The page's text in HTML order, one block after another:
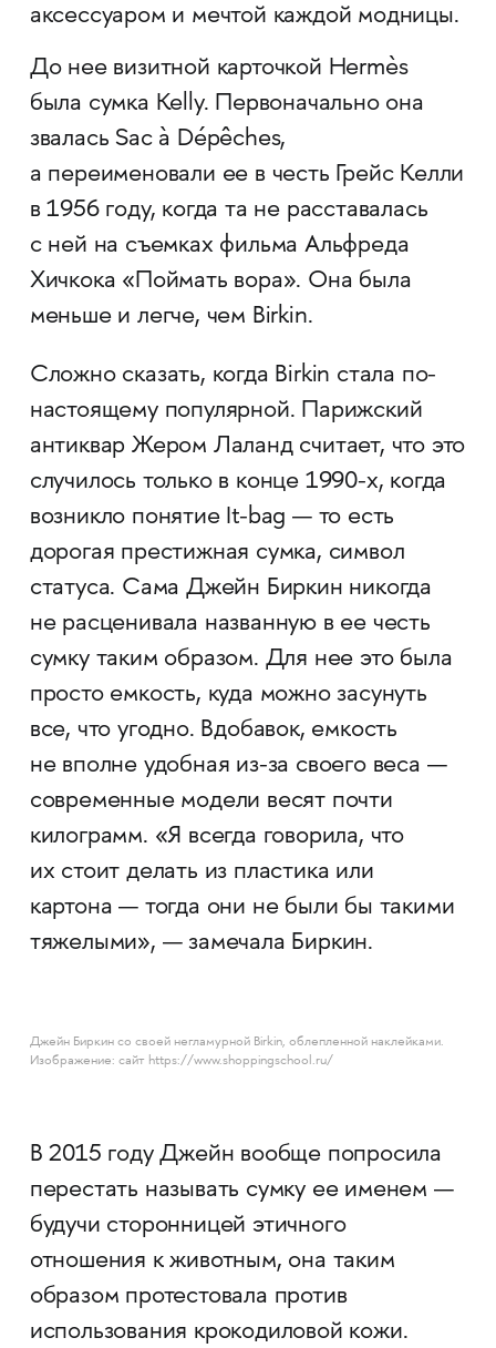
аксессуаром и мечтой каждой модницы.
До нее визитной карточкой Hermès
была сумка Kelly. Первоначально она
звалась Sac à Dépêches,
а переименовали ее в честь Грейс Келли
в 1956 году, когда та не расставалась
с ней на съемках фильма Альфреда
Хичкока «Поймать вора». Она была
меньше и легче, чем Birkin.
Сложно сказать, когда Birkin стала по-
настоящему популярной. Парижский
антиквар Жером Лаланд считает, что это
случилось только в конце 1990-х, когда
возникло понятие It-bag — то есть
дорогая престижная сумка, символ
статуса. Cама Джейн Биркин никогда
не расценивала названную в ее честь
сумку таким образом. Для нее это была
просто емкость, куда можно засунуть
все, что угодно. Вдобавок, емкость
не вполне удобная из-за своего веса —
современные модели весят почти
килограмм. «Я всегда говорила, что
их стоит делать из пластика или
картона — тогда они не были бы такими
тяжелыми», — замечала Биркин.
Джейн Биркин со своей негламурной Birkin, облепленной наклейками.
Изображение: сайт https://www.shoppingschool.ru/
В 2015 году Джейн вообще попросила
перестать называть сумку ее именем —
будучи сторонницей этичного
отношения к животным, она таким
образом протестовала против
использования крокодиловой кожи.